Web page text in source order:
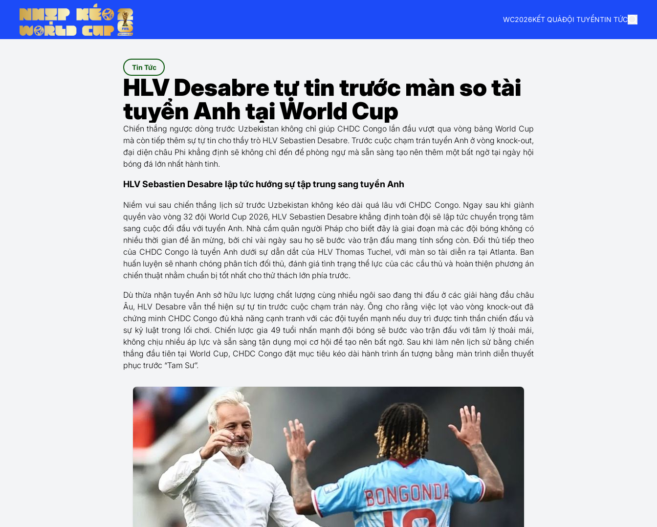
WC2026KẾT QUẢĐỘI TUYỂNTIN TỨC
Tin Tức
HLV Desabre tự tin trước màn so tài
tuyển Anh tại World Cup
Chiến thắng ngược dòng trước Uzbekistan không chỉ giúp CHDC Congo lần đầu vượt qua vòng bảng World Cup
mà còn tiếp thêm sự tự tin cho thầy trò HLV Sebastien Desabre. Trước cuộc chạm trán tuyển Anh ở vòng knock-out,
đại diện châu Phi khẳng định sẽ không chỉ đến để phòng ngự mà sẵn sàng tạo nên thêm một bất ngờ tại ngày hội
bóng đá lớn nhất hành tinh.
HLV Sebastien Desabre lập tức hướng sự tập trung sang tuyển Anh
Niềm vui sau chiến thắng lịch sử trước Uzbekistan không kéo dài quá lâu với CHDC Congo. Ngay sau khi giành
quyền vào vòng 32 đội World Cup 2026, HLV Sebastien Desabre khẳng định toàn đội sẽ lập tức chuyển trọng tâm
sang cuộc đối đầu với tuyển Anh. Nhà cầm quân người Pháp cho biết đây là giai đoạn mà các đội bóng không có
nhiều thời gian để ăn mừng, bởi chỉ vài ngày sau họ sẽ bước vào trận đấu mang tính sống còn. Đối thủ tiếp theo
của CHDC Congo là tuyển Anh dưới sự dẫn dắt của HLV Thomas Tuchel, với màn so tài diễn ra tại Atlanta. Ban
huấn luyện sẽ nhanh chóng phân tích đối thủ, đánh giá tình trạng thể lực của các cầu thủ và hoàn thiện phương án
chiến thuật nhằm chuẩn bị tốt nhất cho thử thách lớn phía trước.
Dù thừa nhận tuyển Anh sở hữu lực lượng chất lượng cùng nhiều ngôi sao đang thi đấu ở các giải hàng đầu châu
Âu, HLV Desabre vẫn thể hiện sự tự tin trước cuộc chạm trán này. Ông cho rằng việc lọt vào vòng knock-out đã
chứng minh CHDC Congo đủ khả năng cạnh tranh với các đội tuyển mạnh nếu duy trì được tinh thần chiến đấu và
sự kỷ luật trong lối chơi. Chiến lược gia 49 tuổi nhấn mạnh đội bóng sẽ bước vào trận đấu với tâm lý thoải mái,
không chịu nhiều áp lực và sẵn sàng tận dụng mọi cơ hội để tạo nên bất ngờ. Sau khi làm nên lịch sử bằng chiến
thắng đầu tiên tại World Cup, CHDC Congo đặt mục tiêu kéo dài hành trình ấn tượng bằng màn trình diễn thuyết
phục trước “Tam Sư”.